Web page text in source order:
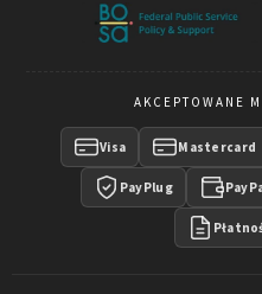
architektonicznych i potrzeb
taśmy do dynamicznych
AKCEPTOWANE
Visa Mastercard
PayPlug